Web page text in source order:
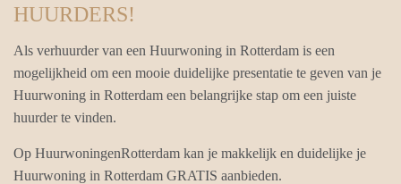
HUURDERS!
Als verhuurder van een Huurwoning in Rotterdam is een
mogelijkheid om een mooie duidelijke presentatie te geven van je
Huurwoning in Rotterdam een belangrijke stap om een juiste
huurder te vinden.
Op HuurwoningenRotterdam kan je makkelijk en duidelijke je
Huurwoning in Rotterdam GRATIS aanbieden.